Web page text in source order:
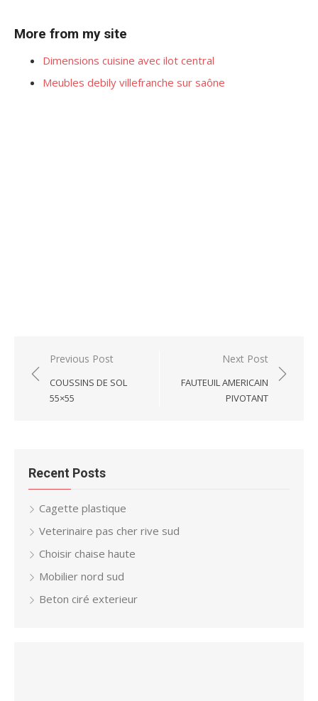
More from my site
Dimensions cuisine avec ilot central
Meubles debily villefranche sur saône
Post
navigation
Previous Post
COUSSINS DE SOL
55×55
Next Post
FAUTEUIL AMERICAIN
PIVOTANT
Recent Posts
Cagette plastique
Veterinaire pas cher rive sud
Choisir chaise haute
Mobilier nord sud
Beton ciré exterieur